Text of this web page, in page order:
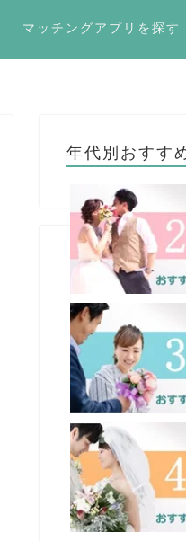
マッチングアプリを探す
年代別おすす